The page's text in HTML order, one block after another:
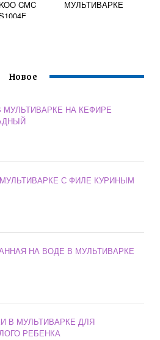
CMC
МУЛЬТИВАРКЕ
Новое
МУЛЬТИВАРКЕ НА КЕФИРЕ
С ФИЛЕ КУРИНЫМ
НА ВОДЕ В МУЛЬТИВАРКЕ
В МУЛЬТИВАРКЕ ДЛЯ
РЕБЕНКА